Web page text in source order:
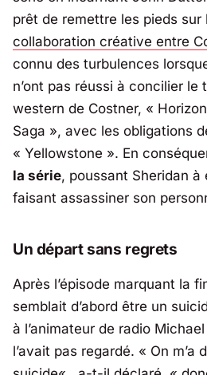
prêt de remettre les pieds sur
collaboration créative entre
connu des turbulences
n’ont pas réussi à concilier le
western de Costner, «
Saga », avec les obligations
« Yellowstone ». En
la série, poussant Sheridan à
faisant assassiner son
Un départ sans regrets
Après l’épisode marquant la
semblait d’abord être un
à l’animateur de radio
l’avait pas regardé. « On m’a